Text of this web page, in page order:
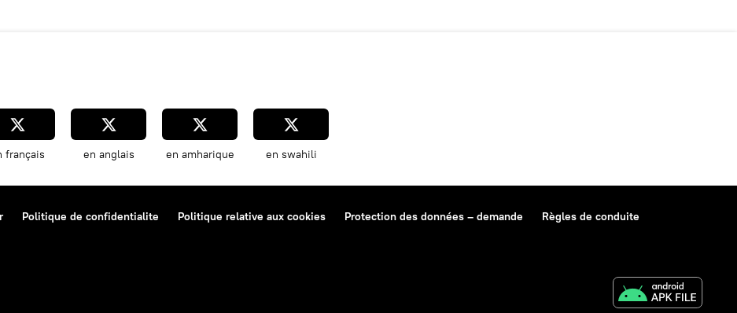
français en anglais en amharique en swahili
Politique de confidentialite Politique relative aux cookies Protection des données – demande
Règles de conduite